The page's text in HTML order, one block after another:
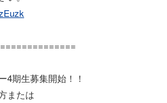
4期生募集開始！！
または